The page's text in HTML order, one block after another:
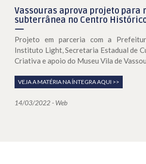
Vassouras aprova projeto para
subterrânea no Centro
Projeto em parceria com a
Instituto Light, Secretaria Estadual de
Criativa e apoio do Museu Vila de
VEJA A MATÉRIA NA ÍNTEGRA AQUI >>
14/03/2022 - Web